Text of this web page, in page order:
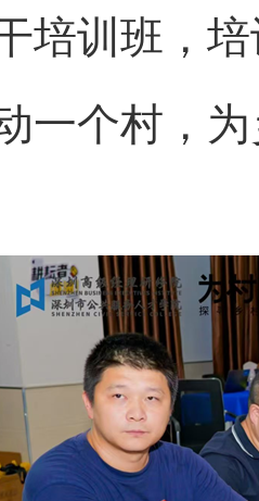
培训班，
一个村，